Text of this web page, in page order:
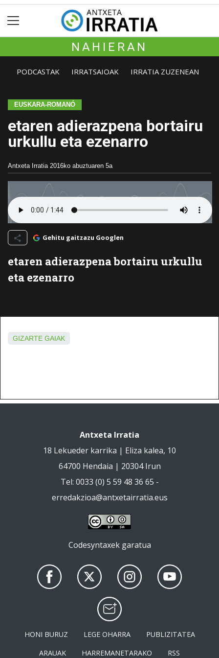
NAHIERAN
PODCASTAK IRRATSAIOAK IRRATIA ZUZENEAN
EUSKARA-ROMANÓ
etaren adierazpena bortairu
urkullu eta ezenarro
Antxeta Irratia 2016ko abuztuaren 5a
Gehitu gaitzazu Googlen
etaren adierazpena bortairu urkullu
eta ezenarro
GIZARTE GAIAK
Antxeta Irratia
18 Lekueder karrika | Eliza kalea, 10
64700 Hendaia | 20304 Irun
Tel: 0033 (0) 5 59 48 36 65 -
erredakzioa@antxetairratia.eus
Codesyntaxek garatua
HONI BURUZ LEGE OHARRA
PUBLIZITATEA
ARAUAK
HARREMANETARAKO RSS